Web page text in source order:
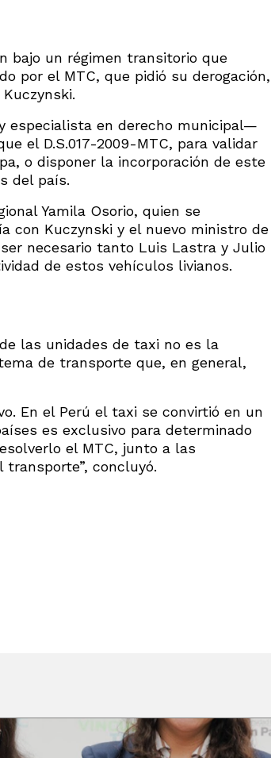
bajo un régimen transitorio que
por el MTC, que pidió su derogación,
especialista en derecho municipal—
el D.S.017-2009-MTC, para validar
o disponer la incorporación de este
del país.
Yamila Osorio, quien se
con Kuczynski y el nuevo ministro de
necesario tanto Luis Lastra y Julio
de estos vehículos livianos.
las unidades de taxi no es la
de transporte que, en general,
En el Perú el taxi se convirtió en un
es exclusivo para determinado
el MTC, junto a las
concluyó.